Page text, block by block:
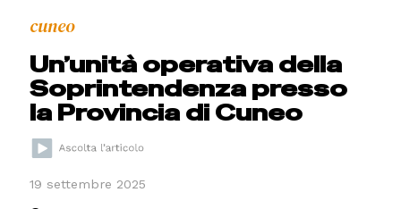
cuneo
Un’unità operativa della
Soprintendenza presso
la Provincia di Cuneo
19 settembre 2025